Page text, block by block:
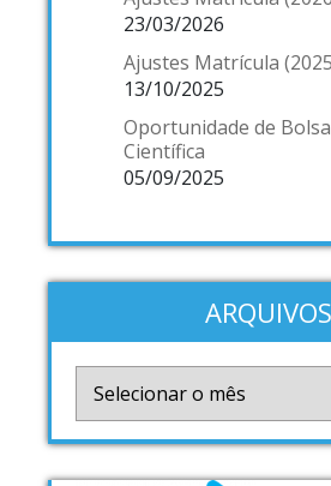
23/03/2026
Ajustes Matrícula
13/10/2025
Oportunidade de
Científica
05/09/2025
ARQUIVOS